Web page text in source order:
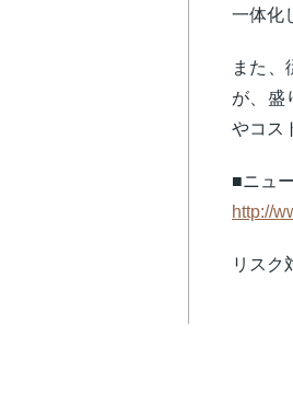
一体化
また、
が、盛
やコス
■ニュ
http://
リスク